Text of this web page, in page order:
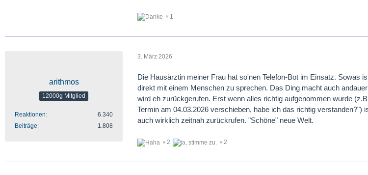
1
arithmos
12000g Mitglied
Reaktionen
6.340
Beiträge
1.808
3. März 2026
Die Hausärztin meiner Frau hat so'nen Telefon-Bot im Einsatz. Sowas
direkt mit einem Menschen zu sprechen. Das Ding macht auch
wird eh zurückgerufen. Erst wenn alles richtig aufgenommen wurde
Termin am 04.03.2026 verschieben, habe ich das richtig verstanden?")
auch wirklich zeitnah zurückrufen. "Schöne" neue Welt.
2 2